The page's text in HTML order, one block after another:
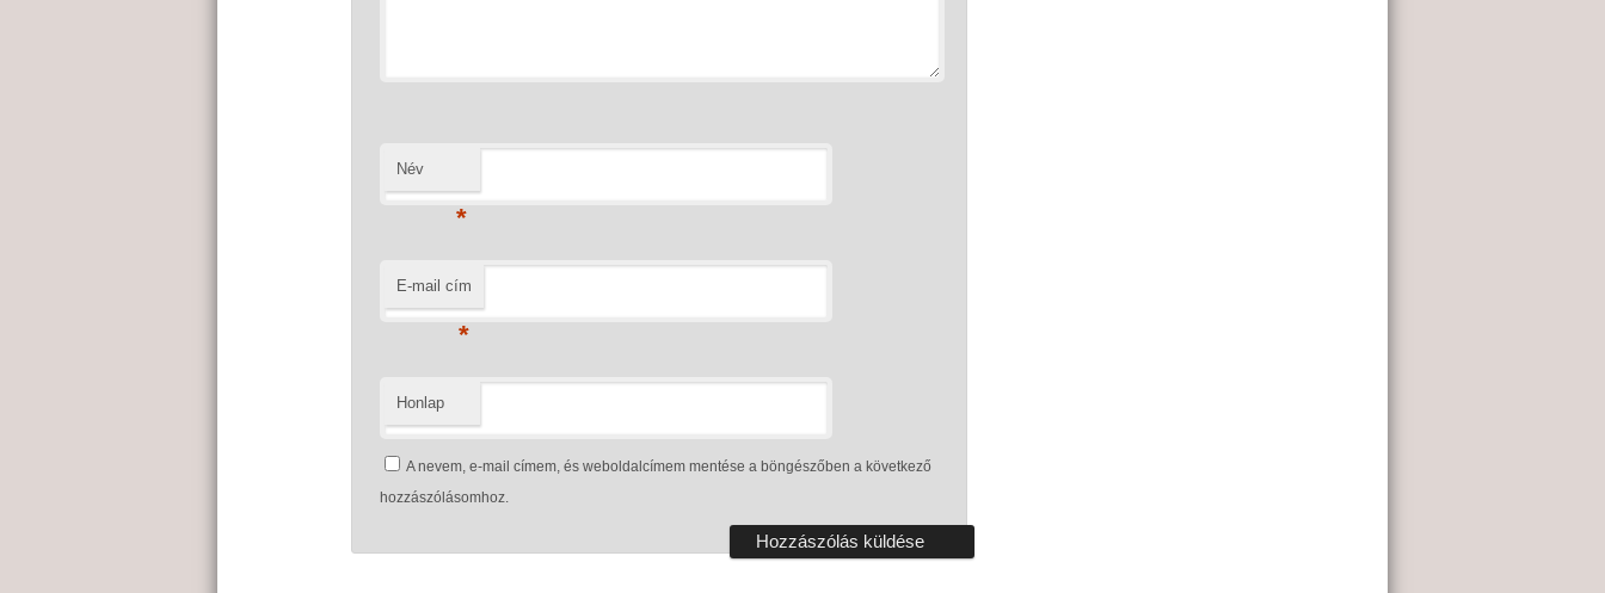
Név
*
E-mail cím
*
Honlap
A nevem, e-mail címem, és weboldalcímem mentése a böngészőben a következő
hozzászólásomhoz.